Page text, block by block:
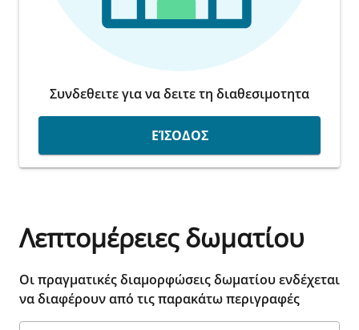
Συνδεθειτε για να δειτε τη διαθεσιμοτητα
ΕΊΣΟΔΟΣ
Λεπτομέρειες δωματίου
Οι πραγματικές διαμορφώσεις δωματίου ενδέχεται
να διαφέρουν από τις παρακάτω περιγραφές